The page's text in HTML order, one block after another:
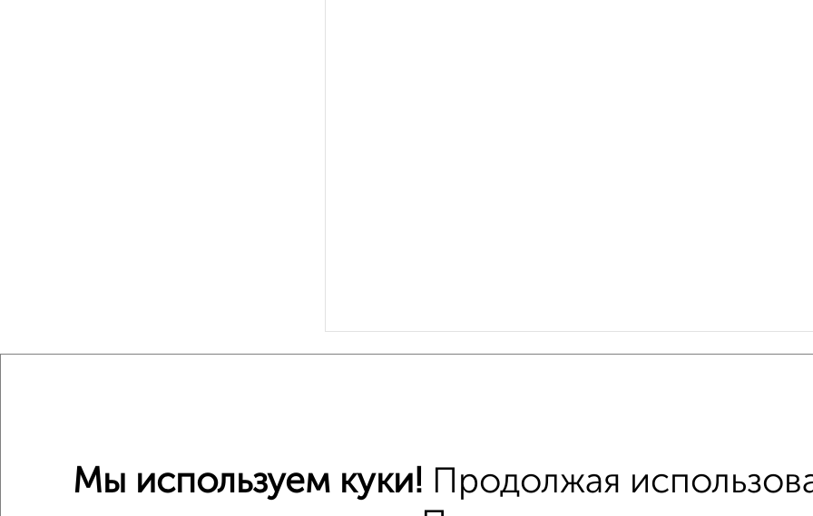
3‑комнатные квартиры
Поиск по схожим параметрам:
Мы используем куки! Продолжая